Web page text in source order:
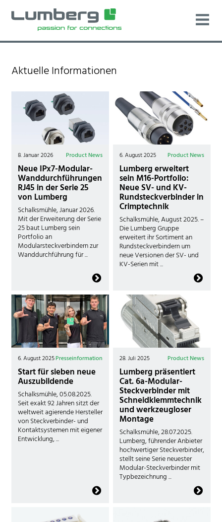
Aktuelle Informationen
8. Januar 2026 Product News
Neue IPx7-Modular-
Wanddurchführungen
RJ45 in der Serie 25
von Lumberg
Schalksmühle, Januar 2026.
Mit der Erweiterung der Serie
25 baut Lumberg sein
Portfolio an
Modularsteckverbindern zur
Wanddurchführung für ...
6. August 2025 Product News
Lumberg erweitert
sein M16-Portfolio:
Neue SV- und KV-
Rundsteckverbinder in
Crimptechnik
Schalksmühle, August 2025. –
Die Lumberg Gruppe
erweitert ihr Sortiment an
Rundsteckverbindern um
neue Versionen der SV- und
KV-Serien mit ...
6. August 2025Presseinformation
Start für sieben neue
Auszubildende
Schalksmühle, 05.08.2025.
Seit exakt 92 Jahren sitzt der
weltweit agierende Hersteller
von Steckverbinder- und
Kontaktsystemen mit eigener
Entwicklung, ...
28. Juli 2025 Product News
Lumberg präsentiert
Cat. 6a-Modular-
Steckverbinder mit
Schneidklemmtechnik
und werkzeugloser
Montage
Schalksmühle, 28.07.2025.
Lumberg, führender Anbieter
hochwertiger Steckverbinder,
stellt seine Serie neuester
Modular-Steckverbinder mit
Typbezeichnung ...